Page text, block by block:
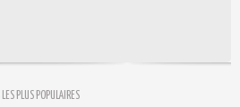
PLUS POPULAIRES